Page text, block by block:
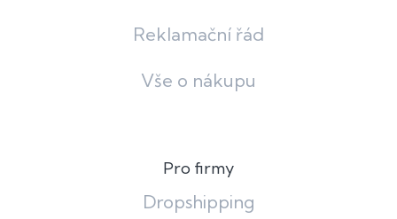
Reklamační řád
Vše o nákupu
Pro firmy
Dropshipping